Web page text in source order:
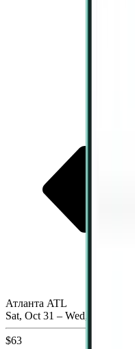
Атланта ATL
Sat, Oct 31 – Wed, Nov 4
$63